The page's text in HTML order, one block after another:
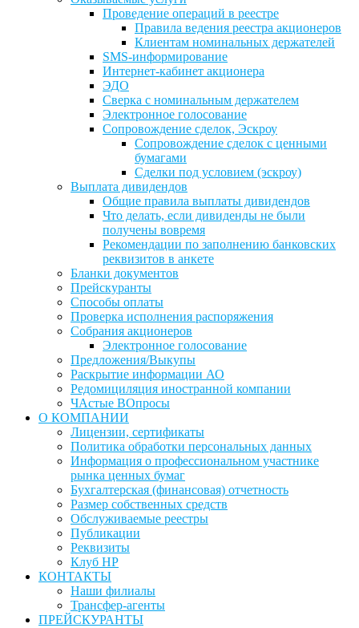
Проведение операций в реестре
Правила ведения реестра акционеров
Клиентам номинальных держателей
SMS-информирование
Интернет-кабинет акционера
ЭДО
Сверка с номинальным держателем
Электронное голосование
Сопровождение сделок, Эскроу
Сопровождение сделок с ценными
бумагами
Сделки под условием (эскроу)
Выплата дивидендов
Общие правила выплаты дивидендов
Что делать, если дивиденды не были
получены вовремя
Рекомендации по заполнению банковских
реквизитов в анкете
Бланки документов
Прейскуранты
Способы оплаты
Проверка исполнения распоряжения
Собрания акционеров
Электронное голосование
Предложения/Выкупы
Раскрытие информации АО
Редомициляция иностранной компании
ЧАстые ВОпросы
О КОМПАНИИ
Лицензии, сертификаты
Политика обработки персональных данных
Информация о профессиональном участнике
рынка ценных бумаг
Бухгалтерская (финансовая) отчетность
Размер собственных средств
Обслуживаемые реестры
Публикации
Реквизиты
Клуб НР
КОНТАКТЫ
Наши филиалы
Трансфер-агенты
ПРЕЙСКУРАНТЫ